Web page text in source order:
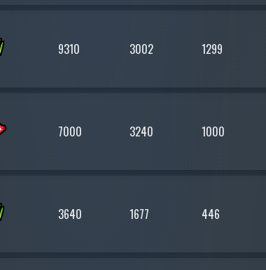
9310 3002 1299
7000 3240 1000
3640 1677 446